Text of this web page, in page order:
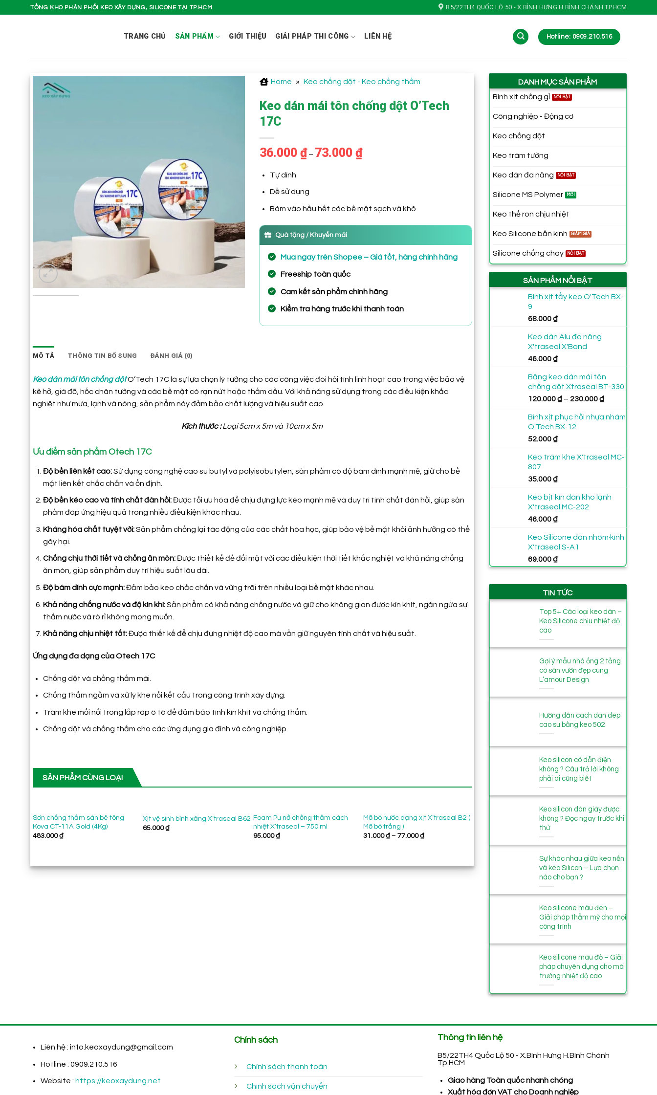
TỔNG KHO PHÂN PHỐI KEO XÂY DỰNG, SILICONE TẠI TP.HCM B5/22TH4 QUỐC LỘ 50 - X.BÌNH HƯNG H.BÌNH CHÁNH TP.HCM
TRANG CHỦ SẢN PHẨM GIỚI THIỆU GIẢI PHÁP THI CÔNG LIÊN HỆ Hotline: 0909.210.516
Home » Keo chống dột - Keo chống thấm
Keo dán mái tôn chống dột O’Tech
17C
36.000 ₫ – 73.000 ₫Khoảng
giá:
Tự dính
Dễ sử dụng
Bám vào hầu hết các bề mặt sạch và khô
Quà tặng / Khuyến mãi
Mua ngay trên Shopee – Giá tốt, hàng chính hãng
Freeship toàn quốc
Cam kết sản phẩm chính hãng
Kiểm tra hàng trước khi thanh toán
MÔ TẢ THÔNG TIN BỔ SUNG ĐÁNH GIÁ (0)
Keo dán mái tôn chống dộtO’Tech 17C là sự lựa chọn lý tưởng cho các công việc đòi hỏi tính linh hoạt cao trong việc bảo vệ
kẽ hở, giá đỡ, hốc chân tường và các bề mặt có rạn nứt hoặc thấm dầu. Với khả năng sử dụng trong các điều kiện khắc
nghiệt như mưa, lạnh và nóng, sản phẩm này đảm bảo chất lượng và hiệu suất cao.
Kích thước :Loại 5cm x 5m và 10cm x 5m
Ưu điểm sản phẩm Otech 17C
Độ bền liên kết cao:Sử dụng công nghệ cao su butyl và polyisobutylen, sản phẩm có độ bám dính mạnh mẽ, giữ cho bề
mặt liên kết chắc chắn và ổn định.
Độ bền kéo cao và tính chất đàn hồi:Được tối ưu hóa để chịu đựng lực kéo mạnh mẽ và duy trì tính chất đàn hồi, giúp sản
phẩm đáp ứng hiệu quả trong nhiều điều kiện khác nhau.
Kháng hóa chất tuyệt vời:Sản phẩm chống lại tác động của các chất hóa học, giúp bảo vệ bề mặt khỏi ảnh hưởng có thể
gây hại.
Chống chịu thời tiết và chống ăn mòn:Được thiết kế để đối mặt với các điều kiện thời tiết khắc nghiệt và khả năng chống
ăn mòn, giúp sản phẩm duy trì hiệu suất lâu dài.
Độ bám dính cực mạnh:Đảm bảo keo chắc chắn và vững trãi trên nhiều loại bề mặt khác nhau.
Khả năng chống nước và độ kín khí:Sản phẩm có khả năng chống nước và giữ cho không gian được kín khít, ngăn ngừa sự
thấm nước và rò rỉ không mong muốn.
Khả năng chịu nhiệt tốt:Được thiết kế để chịu đựng nhiệt độ cao mà vẫn giữ nguyên tính chất và hiệu suất.
Ứng dụng đa dạng của Otech 17C
Chống dột và chống thấm mái.
Chống thấm ngầm và xử lý khe nối kết cấu trong công trình xây dựng.
Trám khe mối nối trong lắp ráp ô tô để đảm bảo tính kín khít và chống thấm.
Chống dột và chống thấm cho các ứng dụng gia đình và công nghiệp.
SẢN PHẨM CÙNG LOẠI
Sơn chống thấm sàn bê tông
Kova CT-11A Gold (4Kg)
483.000₫
Xịt vệ sinh bình xăng X’traseal B62
65.000₫
Foam Pu nở chống thấm cách
nhiệt X’traseal – 750 ml
95.000₫
Mỡ bò nước dạng xịt X’traseal B2 (
Mỡ bò trắng )
31.000₫ – 77.000₫Khoảng
77.000 ₫
Keo chít mạch đá X’traseal MS-
Keo chống thấm đa
DANH MỤC SẢN PHẨM
Bình xịt chống gỉ
Công nghiệp - Động cơ
Keo chống dột
Keo trám tường
Keo dán đa năng
Silicone MS Polymer
Keo thế ron chịu nhiệt
Keo Silicone bắn kinh
Silicone chống cháy
SẢN PHẨM NỔI BẬT
Bình xịt tẩy keo O'Tech BX-
9
68.000₫
Keo dán Alu đa năng
X'traseal X'Bond
46.000₫
Băng keo dán mái tôn
chống dột Xtraseal BT-330
120.000₫ – 230.000₫Khoảng
từ
230.000 ₫
Bình xịt phục hồi nhựa nhám
O'Tech BX-12
52.000₫
Keo trám khe X'traseal MC-
807
35.000₫
Keo bịt kín dán kho lạnh
X'traseal MC-202
46.000₫
Keo Silicone dán nhôm·kính
X'traseal S-A1
69.000₫
TIN TỨC
Top 5+ Các loại keo dán –
Keo Silicone chịu nhiệt độ
cao
Gợi ý mẫu nhà ống 2 tầng
có sân vườn đẹp cùng
L’amour Design
Hướng dẫn cách dán dép
cao su bằng keo 502
Keo silicon có dẫn điện
không ? Câu trả lời không
phải ai cũng biết
Keo silicon dán giày được
không ? Đọc ngay trước khi
thử
Sự khác nhau giữa keo nến
và keo Silicon – Lựa chọn
nào cho bạn ?
Keo silicone màu đen –
Giải pháp thẩm mỹ cho mọi
công trình
Keo silicone màu đỏ – Giải
pháp chuyên dụng cho môi
trường nhiệt độ cao
Liên hệ : info.keoxaydung@gmail.com
Hotline : 0909.210.516
Website : https://keoxaydung.net
Chính sách
Chính sách thanh toán
Chính sách vận chuyển
Thông tin liên hệ
B5/22TH4 Quốc Lộ 50 - X.Bình Hưng H.Bình Chánh
Tp.HCM
Giao hàng Toàn quốc nhanh chóng
Xuất hóa đơn VAT cho Doanh nghiệp